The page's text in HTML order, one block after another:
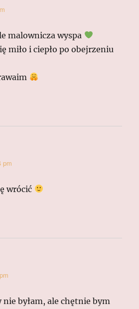
malownicza wyspa
miło i ciepło po obejrzeniu
pm
wrócić
nie byłam, ale chętnie bym